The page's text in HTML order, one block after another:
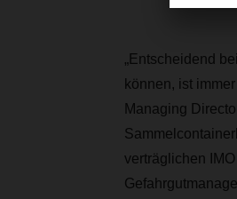
„Entscheidend
können, ist
Managing
verträglichen